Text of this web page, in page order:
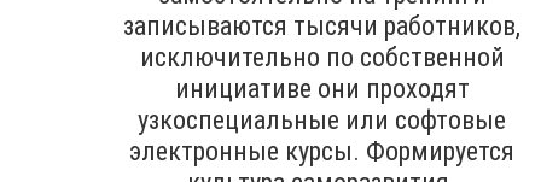
записываются тысячи работников,
исключительно по собственной
инициативе они проходят
узкоспециальные или софтовые
электронные курсы. Формируется